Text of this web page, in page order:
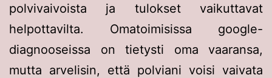
polvivaivoista ja tulokset vaikuttavat
helpottavilta. Omatoimisissa google-
diagnooseissa on tietysti oma vaaransa,
mutta arvelisin, että polviani voisi vaivata